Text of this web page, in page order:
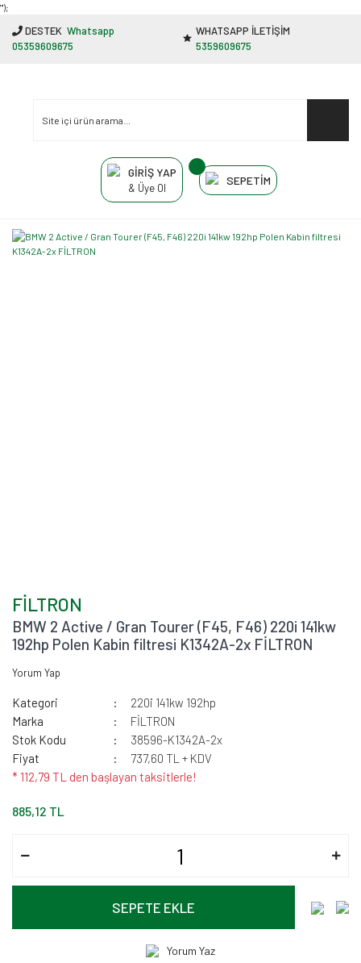
"');
DESTEK Whatsapp
05359609675
WHATSAPP İLETİŞİM
5359609675
GİRİŞ YAP
& Üye Ol
SEPETİM
FİLTRON
BMW 2 Active / Gran Tourer (F45, F46) 220i 141kw
192hp Polen Kabin filtresi K1342A-2x FİLTRON
Yorum Yap
Kategori
220i 141kw 192hp
Marka
FİLTRON
Stok Kodu
38596-K1342A-2x
Fiyat
737,60 TL + KDV
* 112,79 TL den başlayan taksitlerle!
885,12 TL
SEPETE EKLE
Yorum Yaz